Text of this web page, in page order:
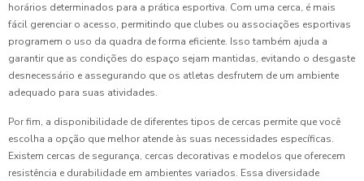
horários determinados para a prática esportiva. Com uma cerca, é mais
fácil gerenciar o acesso, permitindo que clubes ou associações esportivas
programem o uso da quadra de forma eficiente. Isso também ajuda a
garantir que as condições do espaço sejam mantidas, evitando o desgaste
desnecessário e assegurando que os atletas desfrutem de um ambiente
adequado para suas atividades.
Por fim, a disponibilidade de diferentes tipos de cercas permite que você
escolha a opção que melhor atende às suas necessidades específicas.
Existem cercas de segurança, cercas decorativas e modelos que oferecem
resistência e durabilidade em ambientes variados. Essa diversidade